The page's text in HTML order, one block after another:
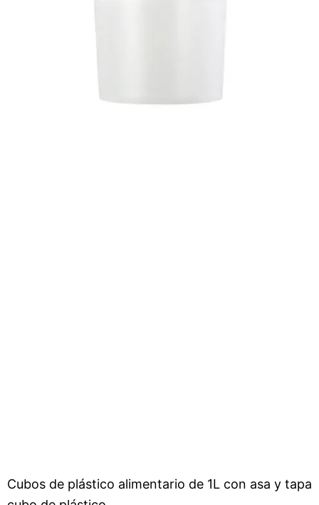
Cubos de plástico alimentario de 1L con asa y tapa